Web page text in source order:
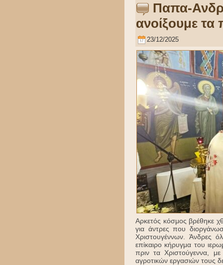
Παπα-
ανοίξουμε
23/12/2025
Αρκετός κόσμος βρέθηκε
για άντρες που
Χριστουγέννων. Άνδρες
επίκαιρο κήρυγμα του
πριν τα Χριστούγεννα,
αγροτικών εργασιών τους